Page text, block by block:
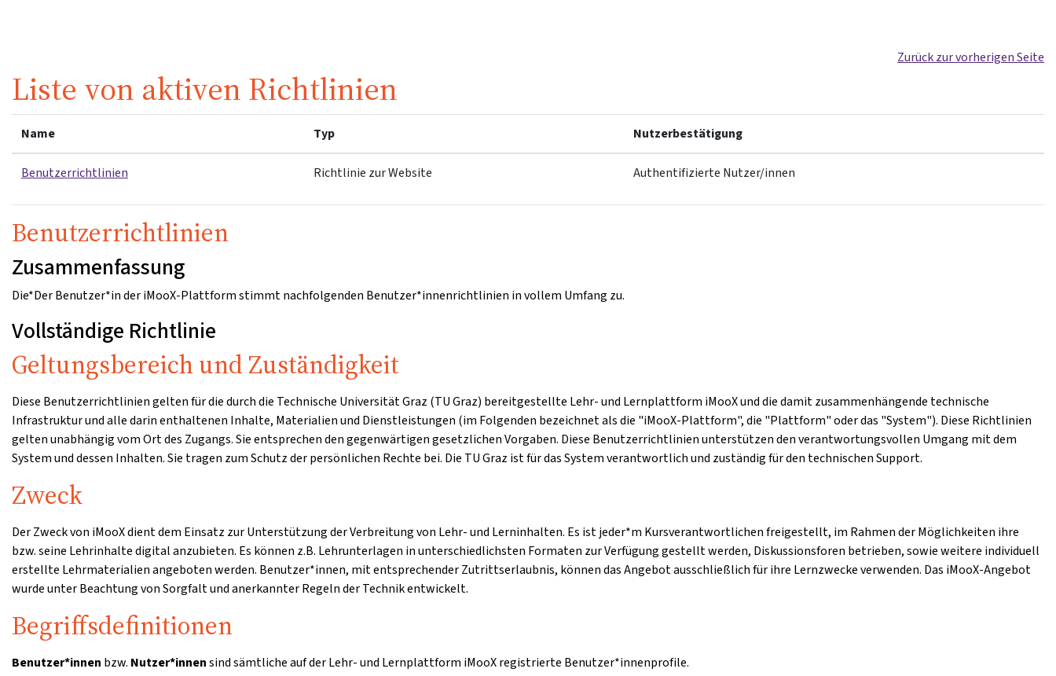
Zurück zur vorherigen Seite
Liste von aktiven Richtlinien
Name Typ Nutzerbestätigung
Benutzerrichtlinien Richtlinie zur Website Authentifizierte Nutzer/innen
Benutzerrichtlinien
Zusammenfassung
Die*Der Benutzer*in der iMooX-Plattform stimmt nachfolgenden Benutzer*innenrichtlinien in vollem Umfang zu.
Vollständige Richtlinie
Geltungsbereich und Zuständigkeit
Diese Benutzerrichtlinien gelten für die durch die Technische Universität Graz (TU Graz) bereitgestellte Lehr- und Lernplattform iMooX und die damit zusammenhängende technische
Infrastruktur und alle darin enthaltenen Inhalte, Materialien und Dienstleistungen (im Folgenden bezeichnet als die "iMooX-Plattform", die "Plattform" oder das "System"). Diese Richtlinien
gelten unabhängig vom Ort des Zugangs. Sie entsprechen den gegenwärtigen gesetzlichen Vorgaben. Diese Benutzerrichtlinien unterstützen den verantwortungsvollen Umgang mit dem
System und dessen Inhalten. Sie tragen zum Schutz der persönlichen Rechte bei. Die TU Graz ist für das System verantwortlich und zuständig für den technischen Support.
Zweck
Der Zweck von iMooX dient dem Einsatz zur Unterstützung der Verbreitung von Lehr- und Lerninhalten. Es ist jeder*m Kursverantwortlichen freigestellt, im Rahmen der Möglichkeiten ihre
bzw. seine Lehrinhalte digital anzubieten. Es können z.B. Lehrunterlagen in unterschiedlichsten Formaten zur Verfügung gestellt werden, Diskussionsforen betrieben, sowie weitere individuell
erstellte Lehrmaterialien angeboten werden. Benutzer*innen, mit entsprechender Zutrittserlaubnis, können das Angebot ausschließlich für ihre Lernzwecke verwenden. Das iMooX-Angebot
wurde unter Beachtung von Sorgfalt und anerkannter Regeln der Technik entwickelt.
Begriffsdefinitionen
Benutzer*innen bzw. Nutzer*innensind sämtliche auf der Lehr- und Lernplattform iMooX registrierte Benutzer*innenprofile.